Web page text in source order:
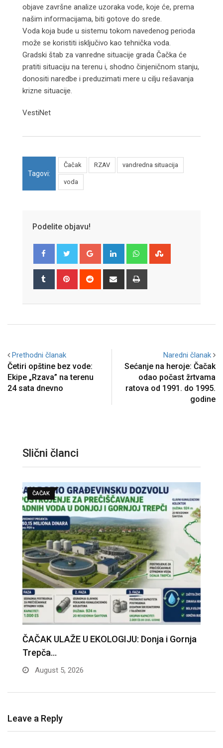
objave završne analize uzoraka vode, koje će, prema
našim informacijama, biti gotove do srede.
Voda koja bude u sistemu tokom navedenog perioda
može se koristiti isključivo kao tehnička voda.
Gradski štab za vanredne situacije grada Čačka će
pratiti situaciju na terenu i, shodno činjeničnom stanju,
donositi naredbe i preduzimati mere u cilju rešavanja
krizne situacije.
VestiNet
Tagovi:
Čačak RZAV vandredna situacija
voda
Podelite objavu!
Google+ LinkedIn Whatsapp
Tumblr Pinterest Reddit
Share
Prethodni članak
Četiri opštine bez vode:
Ekipe „Rzava” na terenu
24 sata dnevno
Naredni članak
Sećanje na heroje: Čačak
odao počast žrtvama
ratova od 1991. do 1995.
godine
Slični članci
ČAČAK
Čačak domaćin velike akcije dobrovoljnog
davanja krvi
August 3, 2026
Leave a Reply